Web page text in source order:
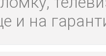
и на